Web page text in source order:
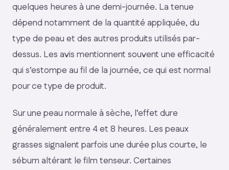
quelques heures à une demi-journée. La tenue
dépend notamment de la quantité appliquée, du
type de peau et des autres produits utilisés par-
dessus. Les avis mentionnent souvent une efficacité
qui s’estompe au fil de la journée, ce qui est normal
pour ce type de produit.
Sur une peau normale à sèche, l’effet dure
généralement entre 4 et 8 heures. Les peaux
grasses signalent parfois une durée plus courte, le
sébum altérant le film tenseur. Certaines